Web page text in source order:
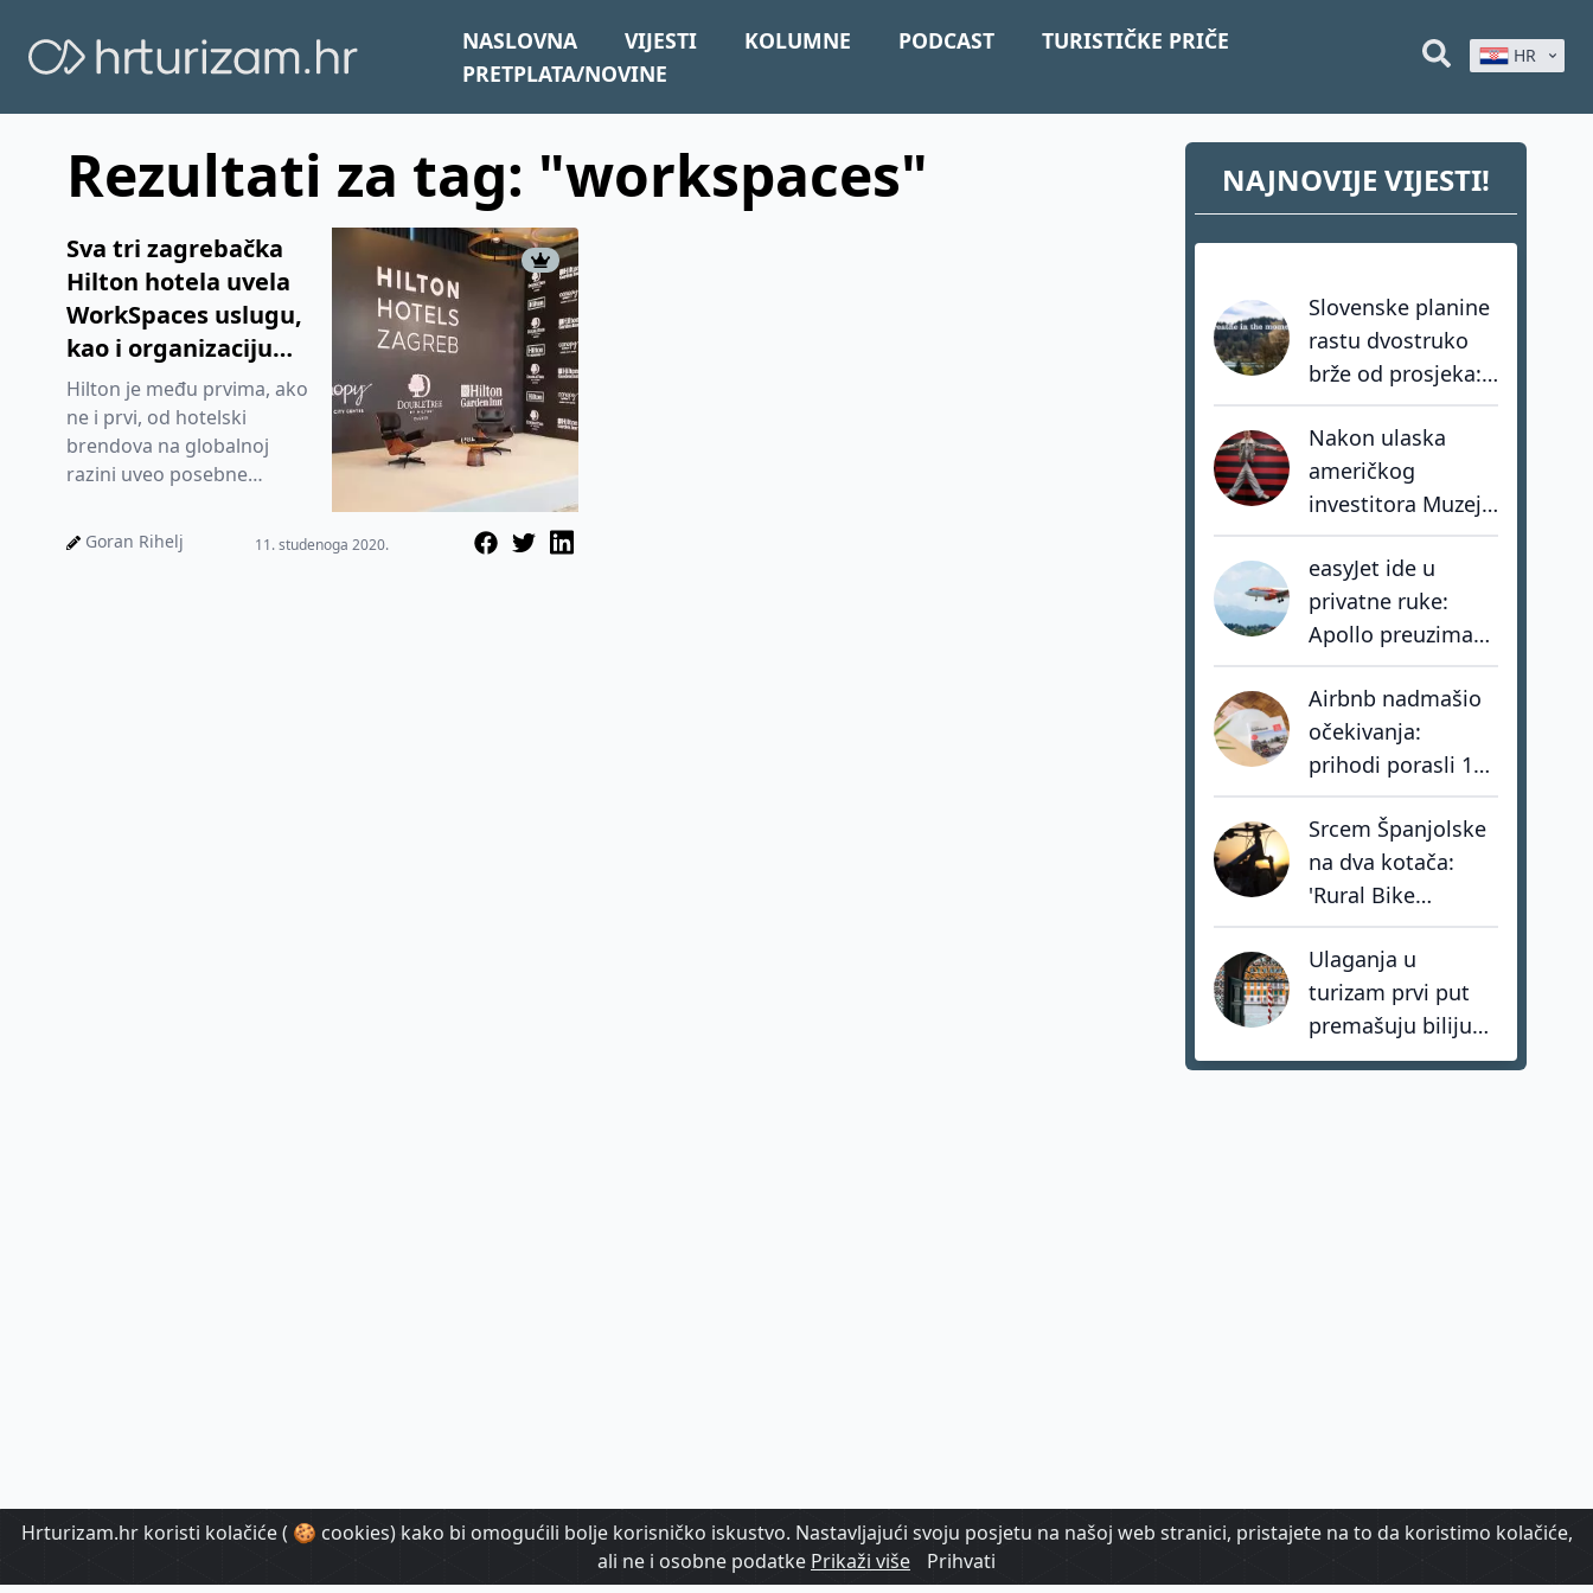
NASLOVNA VIJESTI KOLUMNE PODCAST
TURISTIČKE PRIČE
PRETPLATA/NOVINE
HR
Rezultati za tag: "workspaces"
Sva tri zagrebačka
Hilton hotela uvela
WorkSpaces uslugu,
kao i organizaciju
hibridnih
konferencija
Hilton je među prvima, ako
ne i prvi, od hotelski
brendova na globalnoj
razini uveo posebne
pojavom panedmije
koronavirusa tj....
Goran Rihelj 11. studenoga 2020.
NAJNOVIJE VIJESTI!
Slovenske planine
rastu dvostruko
brže od prosjeka:
coolcation je
samo dio priče
Nakon ulaska
američkog
investitora Muzej
Iluzija ubrzava
razvoj vlastite
mreže muzeja
easyJet ide u
privatne ruke:
Apollo preuzima
jednog od
najvećih europskih
low-cost
prijevoznika
Airbnb nadmašio
očekivanja:
prihodi porasli 17
posto, hoteli rastu
tri puta brže od
privatnog
smještaja
Srcem Španjolske
na dva kotača:
'Rural Bike
Conecta' spašava
sela kroz mit o
Don Quijoteu
Ulaganja u
turizam prvi put
premašuju bilijun
dolara: investitori
Hrturizam.hr koristi kolačiće ( 🍪 cookies) kako bi omogućili bolje korisničko iskustvo. Nastavljajući svoju posjetu na našoj web stranici, pristajete na to da koristimo kolačiće,
ali ne i osobne podatke Prikaži više Prihvati